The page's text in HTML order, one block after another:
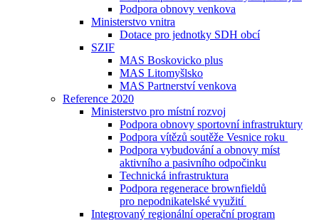
Podpora obnovy venkova
Ministerstvo vnitra
Dotace pro jednotky SDH obcí
SZIF
MAS Boskovicko plus
MAS Litomyšlsko
MAS Partnerství venkova
Reference 2020
Ministerstvo pro místní rozvoj
Podpora obnovy sportovní infrastruktury
Podpora vítězů soutěže Vesnice roku
Podpora vybudování a obnovy míst
aktivního a pasivního odpočinku
Technická infrastruktura
Podpora regenerace brownfieldů
pro nepodnikatelské využití
Integrovaný regionální operační program